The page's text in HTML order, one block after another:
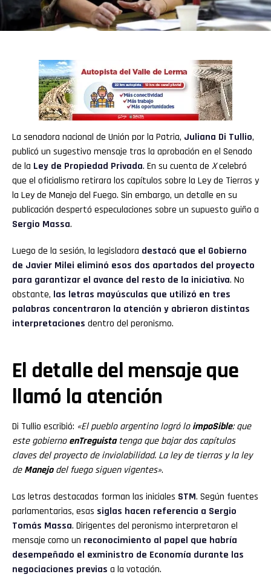
La senadora nacional de Unión por la Patria, Juliana Di Tullio,
publicó un sugestivo mensaje tras la aprobación en el Senado
de la Ley de Propiedad Privada. En su cuenta de Xcelebró
que el oficialismo retirara los capítulos sobre la Ley de Tierras y
la Ley de Manejo del Fuego. Sin embargo, un detalle en su
publicación despertó especulaciones sobre un supuesto guiño a
Sergio Massa.
Luego de la sesión, la legisladora destacó que el Gobierno
de Javier Milei eliminó esos dos apartados del proyecto
para garantizar el avance del resto de la iniciativa. No
obstante, las letras mayúsculas que utilizó en tres
palabras concentraron la atención y abrieron distintas
interpretaciones dentro del peronismo.
El detalle del mensaje que
llamó la atención
Di Tullio escribió: «El pueblo argentino logró loimpoSible: que
este gobiernoenTreguistatenga que bajar dos capítulos
claves del proyecto de inviolabilidad. La ley de tierras y la ley
deManejodel fuego siguen vigentes».
Las letras destacadas forman las iniciales STM. Según fuentes
parlamentarias, esas siglas hacen referencia a Sergio
Tomás Massa. Dirigentes del peronismo interpretaron el
mensaje como un reconocimiento al papel que habría
desempeñado el exministro de Economía durante las
negociaciones previas a la votación.